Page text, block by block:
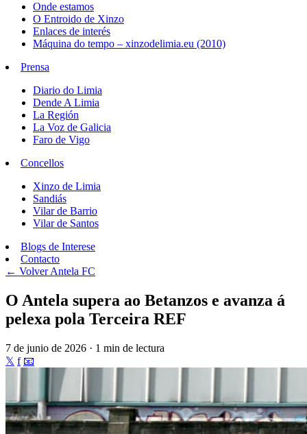
Onde estamos
O Entroido de Xinzo
Enlaces de interés
Máquina do tempo – xinzodelimia.eu (2010)
Prensa
Diario do Limia
Dende A Limia
La Región
La Voz de Galicia
Faro de Vigo
Concellos
Xinzo de Limia
Sandiás
Vilar de Barrio
Vilar de Santos
Blogs de Interese
Contacto
← VolverAntela FC
O Antela supera ao Betanzos e avanza á
pelexa pola Terceira REF
7 de junio de 2026 · 1 min de lectura
𝕏 f 📧